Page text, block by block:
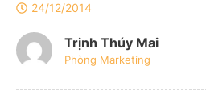
24/12/2014
Trịnh Thúy Mai
Phòng Marketing